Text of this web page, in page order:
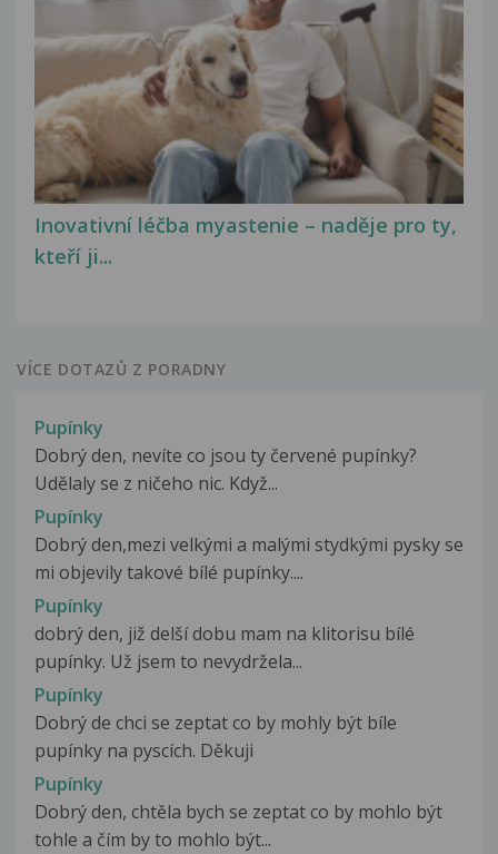
Inovativní léčba myastenie – naděje pro ty,
kteří ji...
VÍCE DOTAZŮ Z PORADNY
Pupínky
Dobrý den, nevíte co jsou ty červené pupínky?
Udělaly se z ničeho nic. Když...
Pupínky
Dobrý den,mezi velkými a malými stydkými pysky se
mi objevily takové bílé pupínky....
Pupínky
dobrý den, již delší dobu mam na klitorisu bílé
pupínky. Už jsem to nevydržela...
Pupínky
Dobrý de chci se zeptat co by mohly být bíle
pupínky na pyscích. Děkuji
Pupínky
Dobrý den, chtěla bych se zeptat co by mohlo být
tohle a čím by to mohlo být...